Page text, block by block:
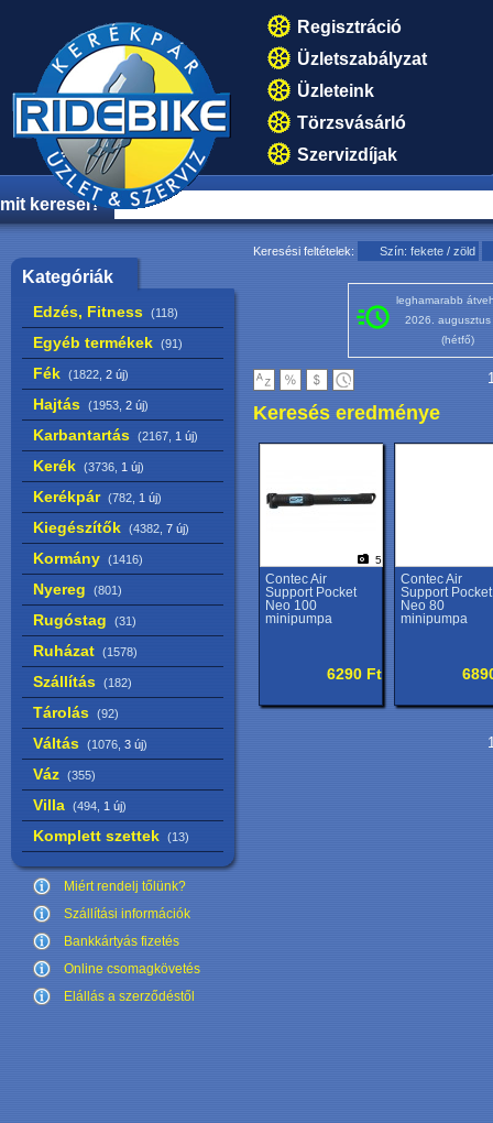
Regisztráció
Üzletszabályzat
Üzleteink
Törzsvásárló
Szervizdíjak
mit keresel?
Kategóriák
Edzés, Fitness (118)
Egyéb termékek (91)
Fék (1822, 2 új)
Hajtás (1953, 2 új)
Karbantartás (2167, 1 új)
Kerék (3736, 1 új)
Kerékpár (782, 1 új)
Kiegészítők (4382, 7 új)
Kormány (1416)
Nyereg (801)
Rugóstag (31)
Ruházat (1578)
Szállítás (182)
Tárolás (92)
Váltás (1076, 3 új)
Váz (355)
Villa (494, 1 új)
Komplett szettek (13)
Miért rendelj tőlünk?
Szállítási információk
Bankkártyás fizetés
Online csomagkövetés
Elállás a szerződéstől
Keresési feltételek: Szín: fekete / zöld
leghamarabb
2026. augusztus
(hétfő)
Keresés eredménye
5
Contec Air
Support Pocket
Neo 100
minipumpa
6290 Ft
Contec Air
Support Pocket
Neo 80
minipumpa